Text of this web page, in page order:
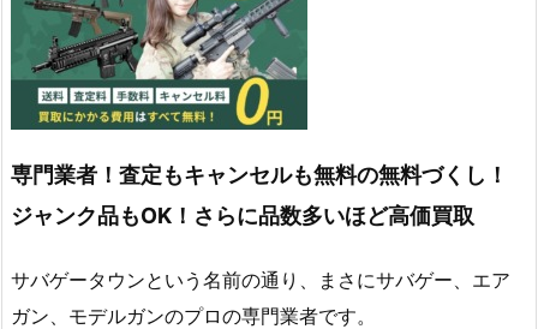
専門業者！査定もキャンセルも無料の無料づくし！
ジャンク品もOK！さらに品数多いほど高価買取
サバゲータウンという名前の通り、まさにサバゲー、エア
ガン、モデルガンのプロの専門業者です。